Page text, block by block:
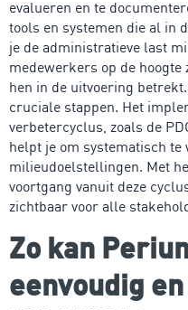
evalueren en te
tools en systemen die al in
je de administratieve last
medewerkers op de hoogte
hen in de uitvoering
cruciale stappen. Het
verbetercyclus, zoals de
helpt je om systematisch te
milieudoelstellingen. Met
voortgang vanuit deze
zichtbaar voor alle
Zo kan
eenvoudig